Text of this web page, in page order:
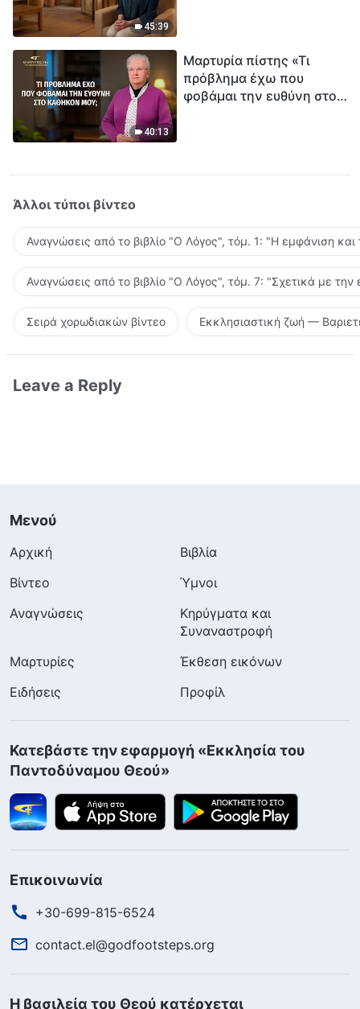
45:39
40:13
Μαρτυρία πίστης «Τι
πρόβλημα έχω που
φοβάμαι την ευθύνη στο
Άλλοι τύποι βίντεο
Αναγνώσεις από το βιβλίο "Ο Λόγος", τόμ. 1: "Η εμφάνιση
Αναγνώσεις από το βιβλίο "Ο Λόγος", τόμ. 7: "Σχετικά με την
Σειρά χορωδιακών βίντεο Εκκλησιαστική ζωή —
Leave a Reply
Μενού
Αρχική
Βιβλία
Βίντεο
Ύμνοι
Αναγνώσεις
Κηρύγματα και
Συναναστροφή
Μαρτυρίες
Έκθεση εικόνων
Ειδήσεις
Προφίλ
Κατεβάστε την εφαρμογή «Εκκλησία του
Παντοδύναμου Θεού»
Επικοινωνία
+30-699-815-6524
contact.el@godfootsteps.org
Η βασιλεία του Θεού κατέρχεται